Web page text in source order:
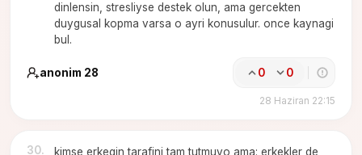
dinlensin, stresliyse destek olun, ama gercekten
duygusal kopma varsa o ayri konusulur. once kaynagi
bul.
anonim 28 0 0
28 Haziran 22:15
30. kimse erkegin tarafini tam tutmuyo ama: erkekler de